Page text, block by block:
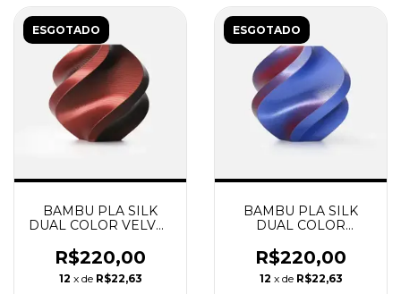
ESGOTADO
BAMBU PLA SILK
DUAL COLOR VELVET
CARRETEL
REUTILIZAVEL
BAMBU
R$220,00
12 x de R$22,63
ESGOTADO
BAMBU PLA SILK
DUAL COLOR
COM CARRETEL
REUTILIZAVEL
BAMBU
R$220,00
12 x de R$22,63